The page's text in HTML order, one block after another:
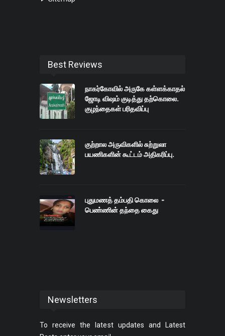
Best Reviews
நாகர்கோவில் அருகே கள்ளக்காதல்
ஜோடி விஷம் குடித்து தற்கொலை.
குழந்தைகள் பரிதவிப்பு
குற்றால அருவிகளில் சுற்றுலா
பயணிகளின் கூட்டம் அதிகரிப்பு.
புதுமணத் தம்பதி கொலை -
பெண்ணின் தந்தை கைது
Newsletters
To receive the latest updates and Latest